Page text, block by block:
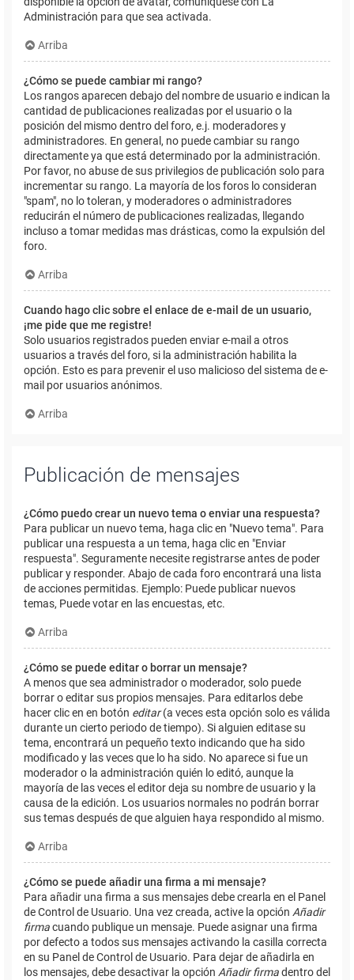
Administración para que sea activada.
Arriba
¿Cómo se puede cambiar mi rango?
Los rangos aparecen debajo del nombre de usuario e indican la
cantidad de publicaciones realizadas por el usuario o la
posición del mismo dentro del foro, e.j. moderadores y
administradores. En general, no puede cambiar su rango
directamente ya que está determinado por la administración.
Por favor, no abuse de sus privilegios de publicación solo para
incrementar su rango. La mayoría de los foros lo consideran
"spam", no lo toleran, y moderadores o administradores
reducirán el número de publicaciones realizadas, llegando
incluso a tomar medidas mas drásticas, como la expulsión del
foro.
Arriba
Cuando hago clic sobre el enlace de e-mail de un usuario,
¡me pide que me registre!
Solo usuarios registrados pueden enviar e-mail a otros
usuarios a través del foro, si la administración habilita la
opción. Esto es para prevenir el uso malicioso del sistema de e-
mail por usuarios anónimos.
Arriba
Publicación de mensajes
¿Cómo puedo crear un nuevo tema o enviar una respuesta?
Para publicar un nuevo tema, haga clic en "Nuevo tema". Para
publicar una respuesta a un tema, haga clic en "Enviar
respuesta". Seguramente necesite registrarse antes de poder
publicar y responder. Abajo de cada foro encontrará una lista
de acciones permitidas. Ejemplo: Puede publicar nuevos
temas, Puede votar en las encuestas, etc.
Arriba
¿Cómo se puede editar o borrar un mensaje?
A menos que sea administrador o moderador, solo puede
borrar o editar sus propios mensajes. Para editarlos debe
hacer clic en en botón editar(a veces esta opción solo es válida
durante un cierto periodo de tiempo). Si alguien editase su
tema, encontrará un pequeño texto indicando que ha sido
modificado y las veces que lo ha sido. No aparece si fue un
moderador o la administración quién lo editó, aunque la
mayoría de las veces el editor deja su nombre de usuario y la
causa de la edición. Los usuarios normales no podrán borrar
sus temas después de que alguien haya respondido al mismo.
Arriba
¿Cómo se puede añadir una firma a mi mensaje?
Para añadir una firma a sus mensajes debe crearla en el Panel
de Control de Usuario. Una vez creada, active la opción Añadir
firmacuando publique un mensaje. Puede asignar una firma
por defecto a todos sus mensajes activando la casilla correcta
en su Panel de Control de Usuario. Para dejar de añadirla en
los mensajes, debe desactivar la opción Añadir firmadentro del